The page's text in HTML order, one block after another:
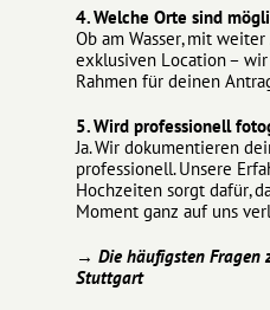
4. Welche Orte sind
Ob am Wasser, mit
exklusiven Location –
Rahmen für deinen
5. Wird professionell
Ja. Wir dokumentieren
professionell. Unsere
Hochzeiten sorgt dafür,
Moment ganz auf uns
→ Die häufigsten Fragen
Stuttgart